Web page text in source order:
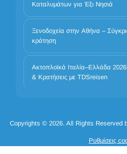
Καταλυμάτων για Έξι Νησιά
Ξενοδοχεία στην Αθήνα –
κράτηση
Ακτοπλοϊκά Ιταλία–Ελλάδα
& Κρατήσεις με TDSreisen
Copyrights © 2026. All Rights Reserved
Ρυθμίσεις
Η προστασία των προσωπικών
σημαντική
Χρησιμοποιούμε cookies για να
Επιλέξτε ποιες κατηγορίες επιτρέπετε.
πάντα ενεργά για λόγους ασφάλειας και